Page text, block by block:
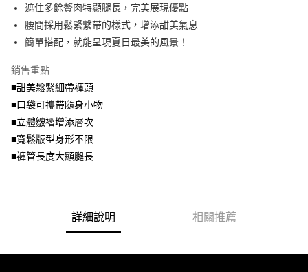
法說明評估內容。
【繳款方式說明】
1.分期款項不併入電信帳單，「大哥付你分期」於每月結算日後寄送繳費提
醒簡訊。
帳／街口支付／iPASS MONEY」等通路繳費。
【注意事項】
1.本服務係由「台灣大哥大股份有限公司」（以下簡稱本公司）所提供，讓
用戶於交易時，得透過本服務購買商品或服務，並由商店將買賣／分期付款
買賣價金債權讓與本公司後，依約使用本公司帳單繳交帳款。
資料（包含姓名、電話或地址）提供予台灣大哥大進項蒐集、處理及利用，
２．便利：只要手機號碼，簡訊認證，即可結帳。
３．安心：先確認商品／服務後，再付款。
【「AFTEE先享後付」結帳流程】
結帳頁面，進行簡訊認證並確認金額後，即可完成結帳。
３．收到繳費通知簡訊後14天內，點擊此簡訊中的連結，可透過四大超商／
ATM／網路銀行／等多元方式進行付款，方視為交易完成。
※ 請注意：結帳手續完成當下不需立刻繳費，但若您需要取消訂單，請聯絡
購買商品的店家。未經商家同意取消之訂單仍視為有效，需透過AFTEE先享
後付繳納相關費用。
※ 交易是否成功請以「AFTEE先享後付 」之結帳頁面顯示為準，若有關於
１．透過由恩沛科技股份有限公司提供之「AFTEE先享後付」服務完成之交
２．關於個人資料處理事宜，請瀏覽以下網址：
全家取貨付款
每筆NT$70，滿NT$699(含以上)免運費
付款後全家取貨
每筆NT$70，滿NT$699(含以上)免運費
7-11取貨付款
每筆NT$70，滿NT$799(含以上)免運費
付款後7-11取貨
每筆NT$100，滿NT$1,000(含以上)免運費
遮住多餘贅肉特顯腿長，完美展現優點
腰間採用鬆緊繫帶的樣式，增添甜美氣息
簡單搭配，就能呈現夏日最美的風景！
銷售重點
■甜美鬆緊細帶褲頭
■口袋可攜帶隨身小物
■立體皺褶增添層次
■寬鬆版型身形不限
■褲管長度大顯腿長
詳細說明 相關推薦